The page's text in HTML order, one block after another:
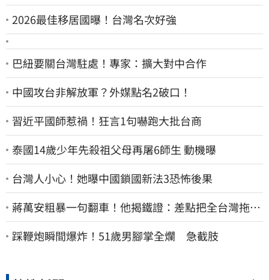
2026最佳移居國曝！台灣名次好強
巴紐要關台灣駐處！專家：擴大對中合作
中國攻台非解放軍？外媒點名2破口！
習近平國師惹禍！狂言1句嚇跑大批台商
泰國14歲少年先殺祖父母再屠6師生 動機曝
台灣人小心！她曝中國鎖國新法3恐怖後果
蔣萬安粗暴一句翻車！他揭鐵證：差點把全台灣拖下
水哪時道歉
踩鞭炮瞬間爆炸！51歲男腳掌全爛 急截肢